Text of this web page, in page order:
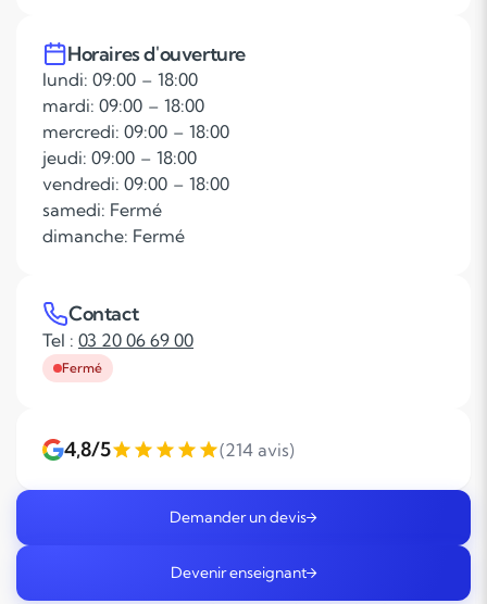
Horaires d'ouverture
lundi: 09:00 – 18:00
mardi: 09:00 – 18:00
mercredi: 09:00 – 18:00
jeudi: 09:00 – 18:00
vendredi: 09:00 – 18:00
samedi: Fermé
dimanche: Fermé
Contact
Tel : 03 20 06 69 00
Fermé
4,8/5 (214 avis)
Demander un devis
Devenir enseignant